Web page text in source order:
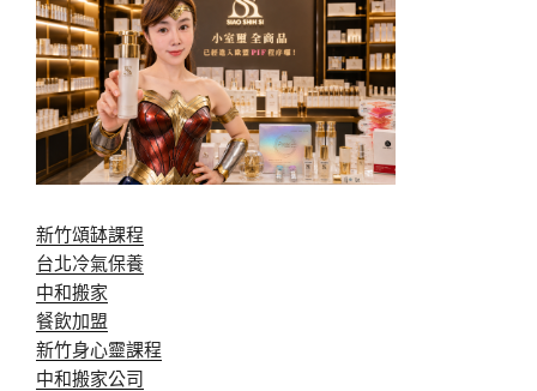
新竹頌缽課程
台北冷氣保養
中和搬家
餐飲加盟
新竹身心靈課程
中和搬家公司